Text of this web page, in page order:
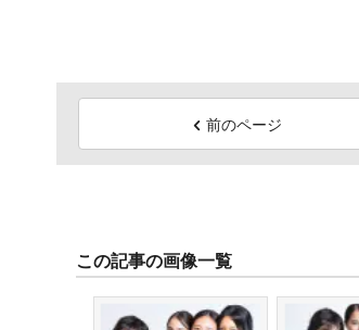
前のページ
この記事の画像一覧